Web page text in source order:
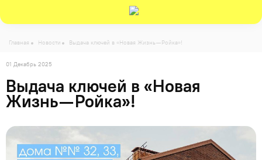
Главная Новости Выдача ключей в «Новая Жизнь — Ройка»!
01 Декабрь 2025
Выдача ключей в «Новая
Жизнь — Ройка»!